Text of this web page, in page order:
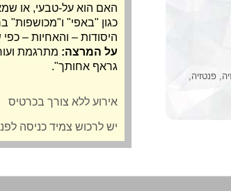
פנטזיה,
האם הוא על-טבעי, או
כגון "באפי" ו"מכושפות"
היסודות – והאחיות –
על המרצה: מתרגמת
גראף אחותך".
אירוע ללא צורך בכרטיס
יש לרכוש צמיד כניסה